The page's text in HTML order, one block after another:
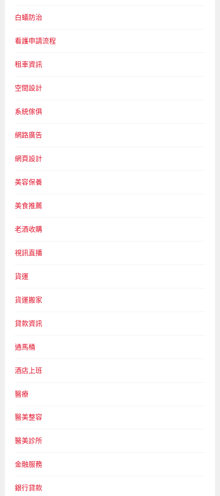
白蟻防治
看護申請流程
租車資訊
空間設計
系統傢俱
網路廣告
網頁設計
美容保養
美食推薦
老酒收購
視訊直播
貨運
貨運搬家
貸款資訊
通馬桶
酒店上班
醫療
醫美整容
醫美診所
金融服務
銀行貸款